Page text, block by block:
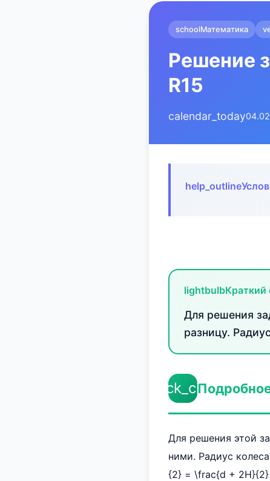
schoolМатематика
Решение
R15
calendar_today
help_outline
lightbulbКраткий
Для решения
разницу.
check_circle
Для решения этой
ними. Радиус
{2} = \frac{d +